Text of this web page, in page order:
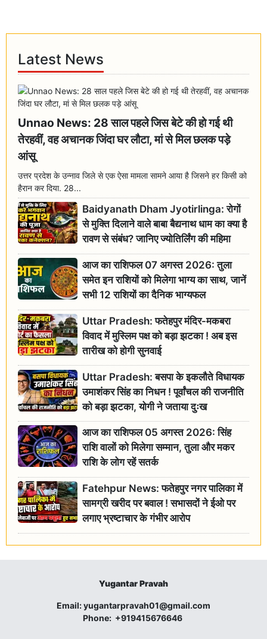
Latest News
Unnao News: 28 साल पहले जिस बेटे की हो गई थी
तेरहवीं, वह अचानक जिंदा घर लौटा, मां से मिल छलक पड़े
आंसू
उत्तर प्रदेश के उन्नाव जिले से एक ऐसा मामला सामने आया है जिसने हर किसी को
हैरान कर दिया. 28...
Baidyanath Dham Jyotirlinga: रोगों
से मुक्ति दिलाने वाले बाबा बैद्यनाथ धाम का क्या है
रावण से संबंध? जानिए ज्योतिर्लिंग की महिमा
आज का राशिफल 07 अगस्त 2026: तुला
समेत इन राशियों को मिलेगा भाग्य का साथ, जानें
सभी 12 राशियों का दैनिक भाग्यफल
Uttar Pradesh: फतेहपुर मंदिर-मकबरा
विवाद में मुस्लिम पक्ष को बड़ा झटका ! अब इस
तारीख को होगी सुनवाई
Uttar Pradesh: बसपा के इकलौते विधायक
उमाशंकर सिंह का निधन ! पूर्वांचल की राजनीति
को बड़ा झटका, योगी ने जताया दुःख
आज का राशिफल 05 अगस्त 2026: सिंह
राशि वालों को मिलेगा सम्मान, तुला और मकर
राशि के लोग रहें सतर्क
Fatehpur News: फतेहपुर नगर पालिका में
सामग्री खरीद पर बवाल ! सभासदों ने ईओ पर
लगाए भ्रष्टाचार के गंभीर आरोप
Yugantar Pravah
Email:yugantarpravah01@gmail.com
Phone: +919415676646